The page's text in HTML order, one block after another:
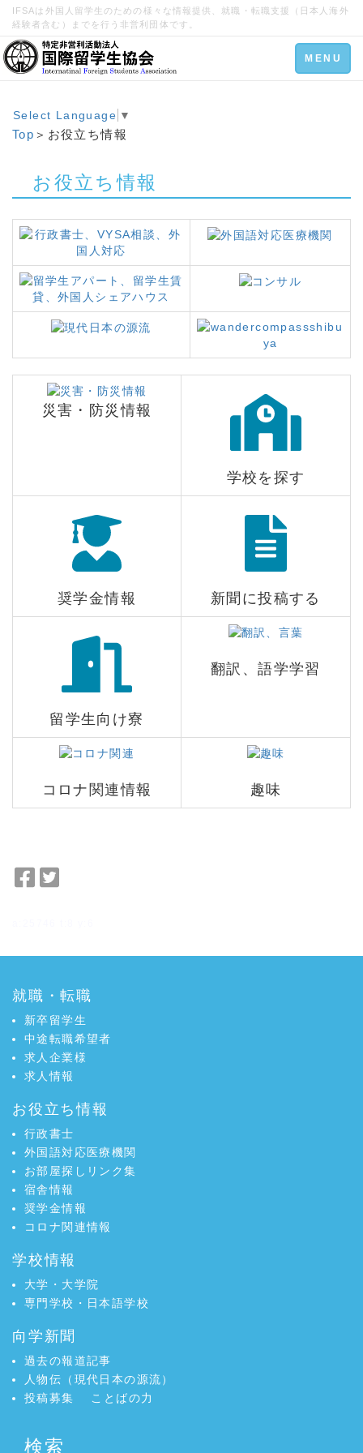
IFSAは外国人留学生のための様々な情報提供、就職・転職支援（日本人海外
経験者含む）までを行う非営利団体です。
Toggle
navigation
MENU
Select Language ▼
Top ＞お役立ち情報
お役立ち情報
災害・防災情報
学校を探す
奨学金情報 新聞に投稿する
留学生向け寮
翻訳、語学学習
コロナ関連情報 趣味
o
k
で
シ
ェ
ア
r
で
シ
ェ
ア
就職・転職
新卒留学生
中途転職希望者
求人企業様
求人情報
お役立ち情報
行政書士
外国語対応医療機関
お部屋探しリンク集
宿舎情報
奨学金情報
コロナ関連情報
学校情報
大学・大学院
専門学校・日本語学校
向学新聞
過去の報道記事
人物伝（現代日本の源流）
投稿募集
ことばの力
検索